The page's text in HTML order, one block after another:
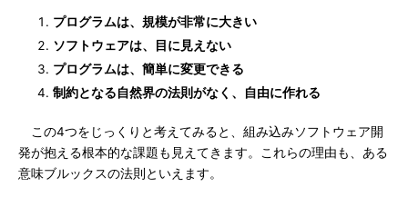
プログラムは、規模が非常に大きい
ソフトウェアは、目に見えない
プログラムは、簡単に変更できる
制約となる自然界の法則がなく、自由に作れる
この4つをじっくりと考えてみると、組み込みソフトウェア開
発が抱える根本的な課題も見えてきます。これらの理由も、ある
意味ブルックスの法則といえます。